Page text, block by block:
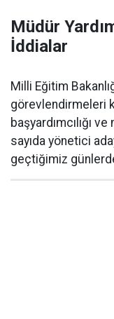
Müdür
İddialar
Milli Eğitim
görevlendirmeleri
başyardımcılığı
sayıda yönetici
geçtiğimiz